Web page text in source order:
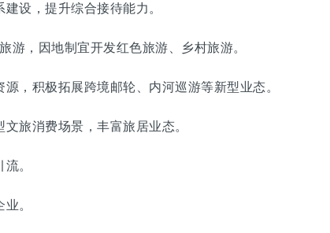
设，提升综合接待能力。
，因地制宜开发红色旅游、乡村旅游。
积极拓展跨境邮轮、内河巡游等新型业态。
旅消费场景，丰富旅居业态。
。
。